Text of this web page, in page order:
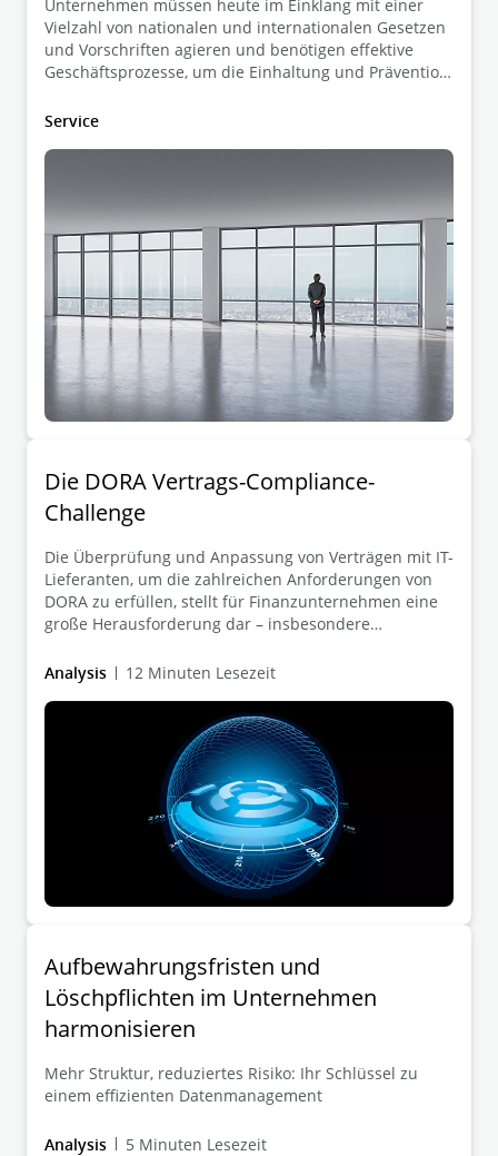
Unternehmen müssen heute im Einklang mit einer
Vielzahl von nationalen und internationalen Gesetzen
und Vorschriften agieren und benötigen effektive
Geschäftsprozesse, um die Einhaltung und Prävention
Service
Die DORA Vertrags-Compliance-
Challenge
Die Überprüfung und Anpassung von Verträgen mit IT-
Lieferanten, um die zahlreichen Anforderungen von
DORA zu erfüllen, stellt für Finanzunternehmen eine
große Herausforderung dar – insbesondere
effizienter, systematischer und digitaler
Reviewprozess ist der Schlüssel zur Gewährleistung
einer DORA-konformen Vertragslandschaft.
Analysis 12 Minuten Lesezeit
Aufbewahrungsfristen und
Löschpflichten im Unternehmen
harmonisieren
Mehr Struktur, reduziertes Risiko: Ihr Schlüssel zu
einem effizienten Datenmanagement
Analysis 5 Minuten Lesezeit